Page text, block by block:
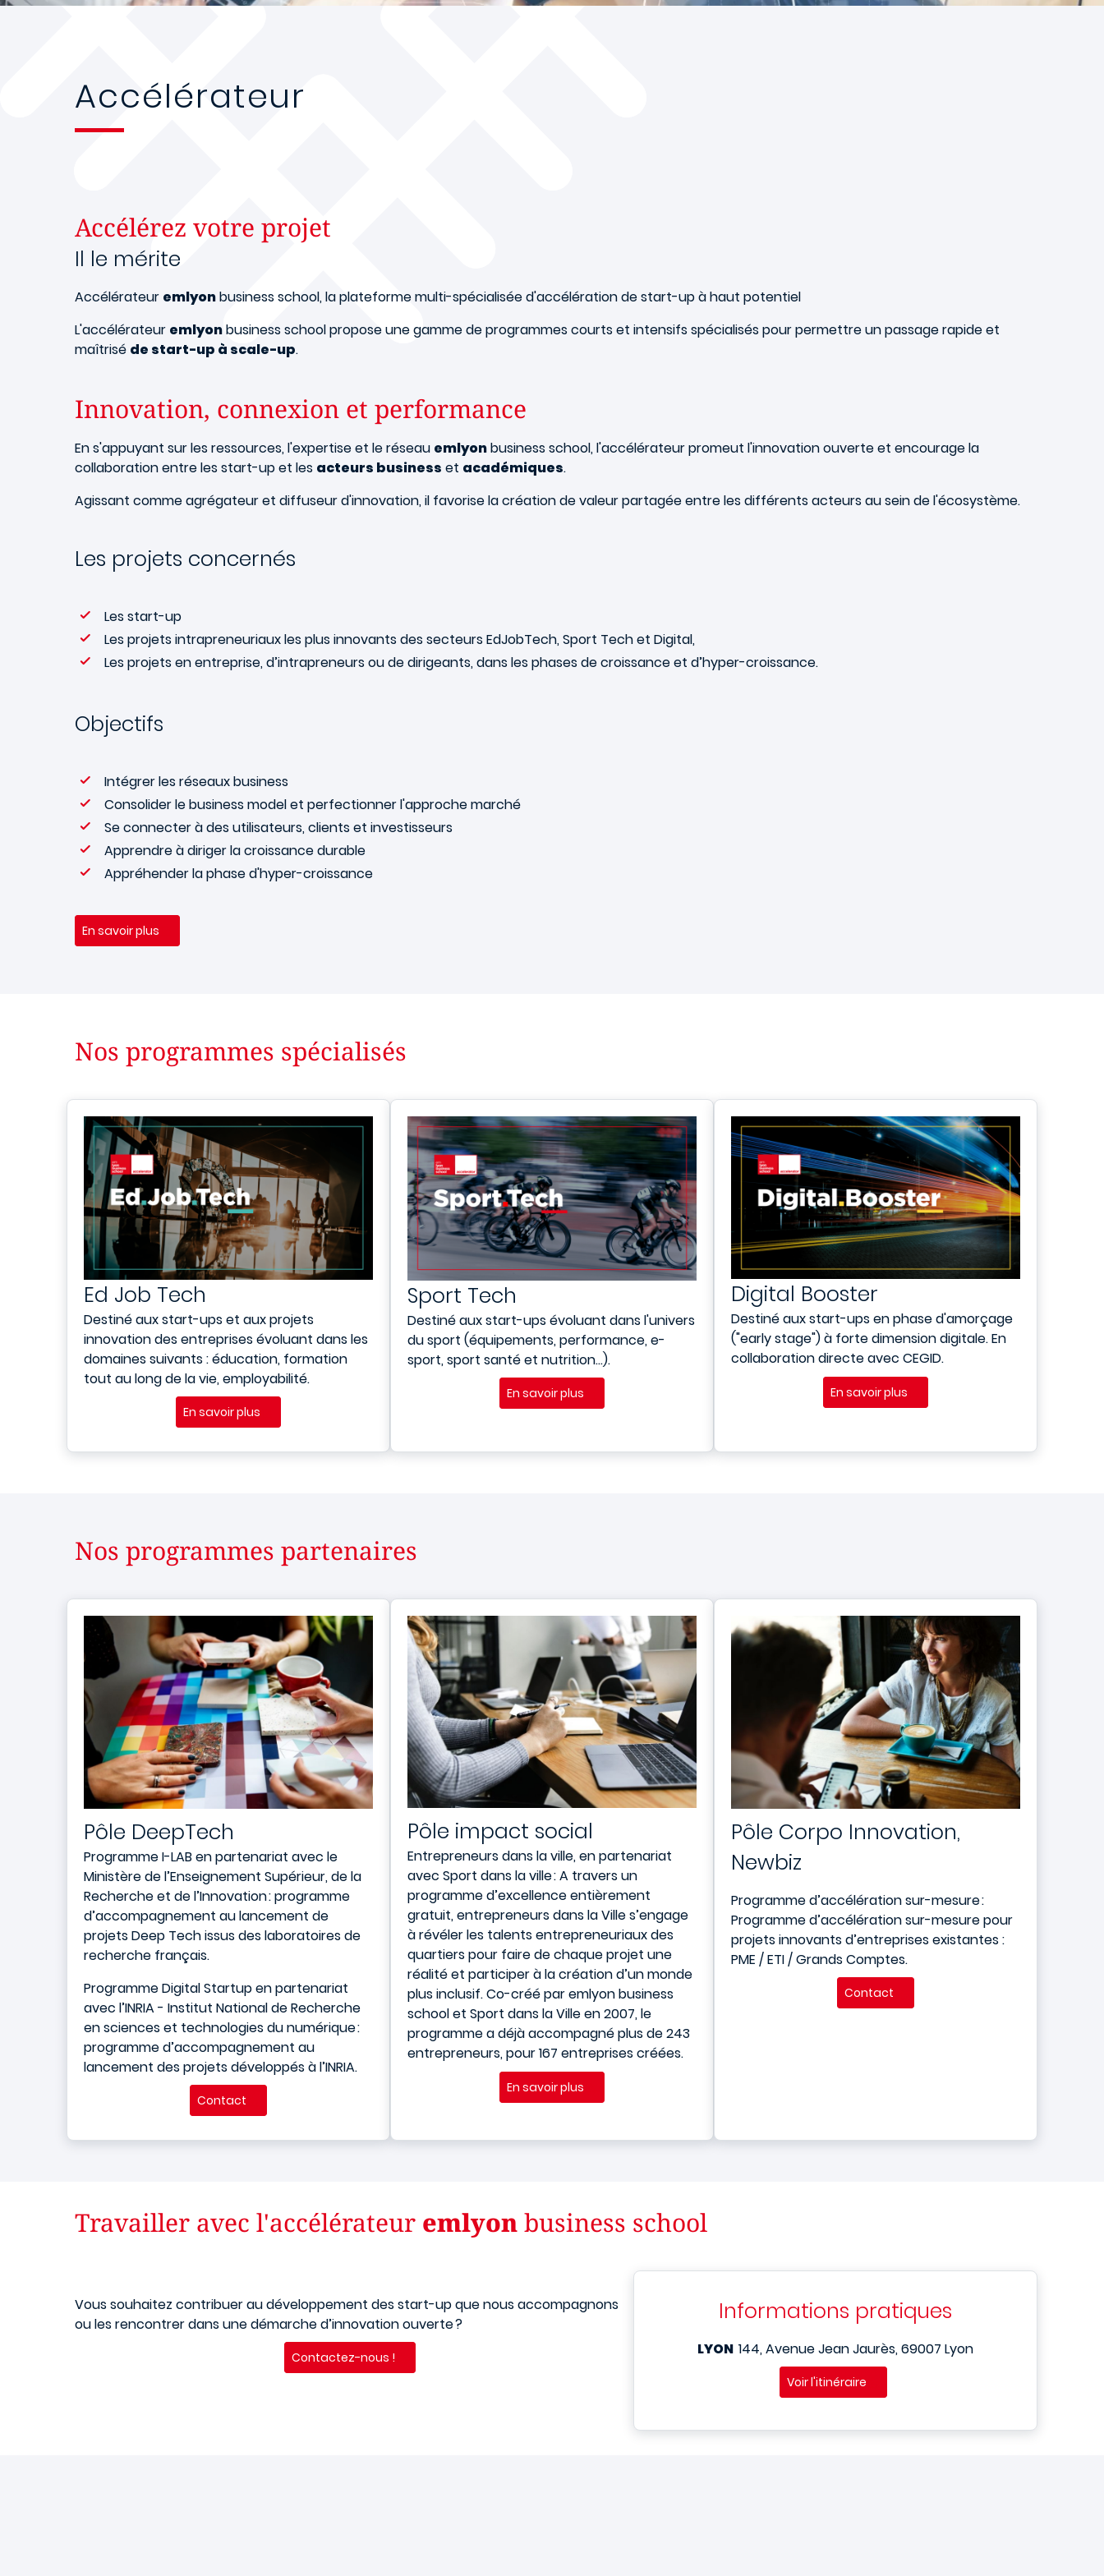
Accélérateur
Accélérez votre projet
Il le mérite
Accélérateur emlyonbusiness school, la plateforme multi-spécialisée d'accélération de start-up à haut potentiel
L'accélérateur emlyonbusiness school propose une gamme de programmes courts et intensifs spécialisés pour permettre un passage rapide et
maîtrisé de start-up à scale-up.
Innovation, connexion et performance
En s'appuyant sur les ressources, l'expertise et le réseau emlyonbusiness school, l'accélérateur promeut l'innovation ouverte et encourage la
collaboration entre les start-up et les acteurs business et académiques.
Agissant comme agrégateur et diffuseur d'innovation, il favorise la création de valeur partagée entre les différents acteurs au sein de l'écosystème.
Les projets concernés
Les start-up
Les projets intrapreneuriaux les plus innovants des secteurs EdJobTech, Sport Tech et Digital,
Les projets en entreprise, d’intrapreneurs ou de dirigeants, dans les phases de croissance et d’hyper-croissance.
Objectifs
Intégrer les réseaux business
Consolider le business model et perfectionner l'approche marché
Se connecter à des utilisateurs, clients et investisseurs
Apprendre à diriger la croissance durable
Appréhender la phase d'hyper-croissance
En savoir plus
Nos programmes spécialisés
Ed Job Tech
Destiné aux start-ups et aux projets
innovation des entreprises évoluant dans les
domaines suivants : éducation, formation
tout au long de la vie, employabilité.
En savoir plus
Sport Tech
Destiné auxstart-ups évoluant dans l'univers
du sport (équipements, performance, e-
sport, sport santé et nutrition…).
En savoir plus
Digital Booster
Destiné auxstart-ups en phase d'amorçage
("early stage") à forte dimension digitale. En
collaboration directe avec CEGID.
En savoir plus
Nos programmes partenaires
Pôle DeepTech
Programme I-LAB en partenariat avec le
Ministère de l’Enseignement Supérieur, de la
Recherche et de l’Innovation : programme
d’accompagnement au lancement de
projets Deep Tech issus des laboratoires de
recherche français.
Programme Digital Startup en partenariat
avec l’INRIA - Institut National de Recherche
en sciences et technologies du numérique :
programme d’accompagnement au
lancement des projets développés à l’INRIA.
Contact
Pôle impact social
Entrepreneurs dans la ville, en partenariat
avec Sport dans la ville : A travers un
programme d’excellence entièrement
gratuit, entrepreneurs dans la Ville s’engage
à révéler les talents entrepreneuriaux des
quartiers pour faire de chaque projet une
réalité et participer à la création d’un monde
plus inclusif. Co-créé par emlyon business
schoolet Sport dans la Ville en 2007, le
programme a déjà accompagné plus de 243
entrepreneurs, pour 167 entreprises créées.
En savoir plus
Pôle Corpo Innovation,
Newbiz
Programme d’accélération sur-mesure :
Programme d’accélération sur-mesure pour
projets innovants d’entreprisesexistantes :
PME / ETI / Grands Comptes.
Contact
Travailler avec l'accélérateur emlyonbusiness school
Vous souhaitez contribuer audéveloppement des start-upque nous accompagnons
ou les rencontrer dans une démarche d’innovation ouverte ?
Contactez-nous !
Informations pratiques
LYON 144, Avenue Jean Jaurès, 69007 Lyon
Voir l'itinéraire